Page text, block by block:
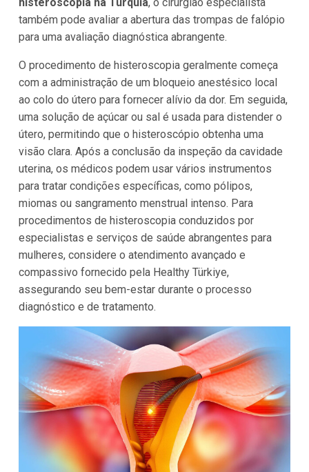
histeroscopia na Turquia, o cirurgião especialista
também pode avaliar a abertura das trompas de falópio
para uma avaliação diagnóstica abrangente.
O procedimento de histeroscopia geralmente começa
com a administração de um bloqueio anestésico local
ao colo do útero para fornecer alívio da dor. Em seguida,
uma solução de açúcar ou sal é usada para distender o
útero, permitindo que o histeroscópio obtenha uma
visão clara. Após a conclusão da inspeção da cavidade
uterina, os médicos podem usar vários instrumentos
para tratar condições específicas, como pólipos,
miomas ou sangramento menstrual intenso. Para
procedimentos de histeroscopia conduzidos por
especialistas e serviços de saúde abrangentes para
mulheres, considere o atendimento avançado e
compassivo fornecido pela Healthy Türkiye,
assegurando seu bem-estar durante o processo
diagnóstico e de tratamento.